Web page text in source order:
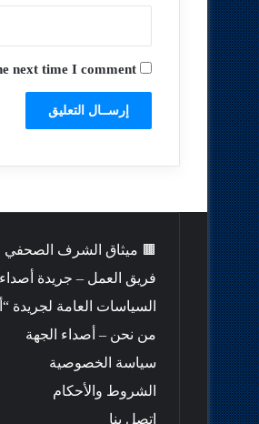
next time I comment.
🟫 ميثاق الشرف الصحفي
فريق العمل – جريدة
السياسات العامة لجريدة
من نحن – أصداء الجهة
سياسة الخصوصية
الشروط والأحكام
اتصل بنا